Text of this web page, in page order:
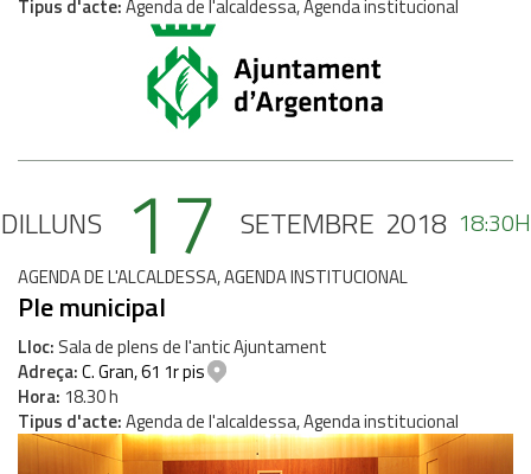
Tipus d'acte Agenda de l'alcaldessa, Agenda institucional
DILLUNS 17 SETEMBRE 2018 18:30H
AGENDA DE L'ALCALDESSA, AGENDA INSTITUCIONAL
Ple municipal
Lloc Sala de plens de l'antic Ajuntament
Adreça C. Gran, 61 1r pis
Hora 18.30 h
Tipus d'acte Agenda de l'alcaldessa, Agenda institucional